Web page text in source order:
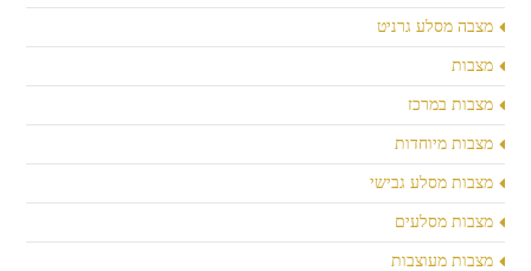
מצבה מסלע גרניט
מצבות
מצבות במרכז
מצבות מיוחדות
מצבות מסלע גבישי
מצבות מסלעים
מצבות מעוצבות